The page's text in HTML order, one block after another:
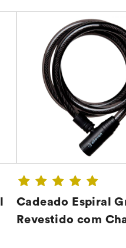
Cadeado Espiral
Revestido com